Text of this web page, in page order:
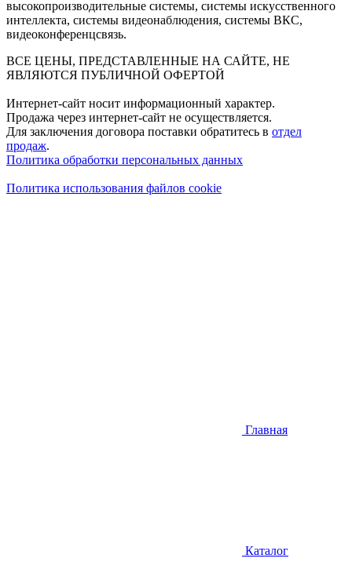
высокопроизводительные системы, системы искусственного
интеллекта, системы видеонаблюдения, системы ВКС,
видеоконференцсвязь.
ВСЕ ЦЕНЫ, ПРЕДСТАВЛЕННЫЕ НА САЙТЕ, НЕ
ЯВЛЯЮТСЯ ПУБЛИЧНОЙ ОФЕРТОЙ
Интернет-сайт носит информационный характер.
Продажа через интернет-сайт не осуществляется.
Для заключения договора поставки обратитесь в отдел
продаж.
Политика обработки персональных данных
Политика использования файлов cookie
Главная
Каталог